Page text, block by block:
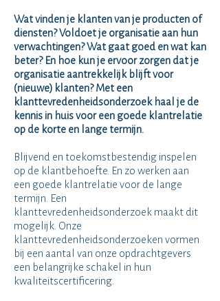
Wat vinden je klanten van je producten of
diensten? Voldoet je organisatie aan hun
verwachtingen? Wat gaat goed en wat kan
beter? En hoe kun je ervoor zorgen dat je
organisatie aantrekkelijk blijft voor
(nieuwe) klanten? Met een
klanttevredenheidsonderzoek haal je de
kennis in huis voor een goede klantrelatie
op de korte en lange termijn.
Blijvend en toekomstbestendig inspelen
op de klantbehoefte. En zo werken aan
een goede klantrelatie voor de lange
termijn. Een
klanttevredenheidsonderzoek maakt dit
mogelijk. Onze
klanttevredenheidsonderzoeken vormen
bij een aantal van onze opdrachtgevers
een belangrijke schakel in hun
kwaliteitscertificering.